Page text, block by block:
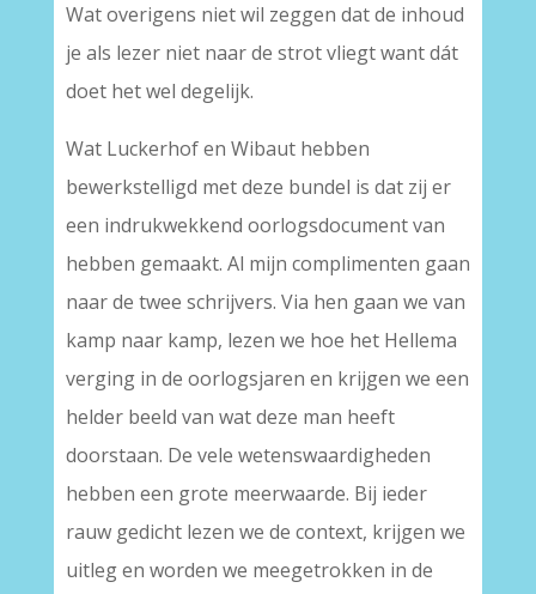
Wat overigens niet wil zeggen dat de inhoud
je als lezer niet naar de strot vliegt want dát
doet het wel degelijk.
Wat Luckerhof en Wibaut hebben
bewerkstelligd met deze bundel is dat zij er
een indrukwekkend oorlogsdocument van
hebben gemaakt. Al mijn complimenten gaan
naar de twee schrijvers. Via hen gaan we van
kamp naar kamp, lezen we hoe het Hellema
verging in de oorlogsjaren en krijgen we een
helder beeld van wat deze man heeft
doorstaan. De vele wetenswaardigheden
hebben een grote meerwaarde. Bij ieder
rauw gedicht lezen we de context, krijgen we
uitleg en worden we meegetrokken in de